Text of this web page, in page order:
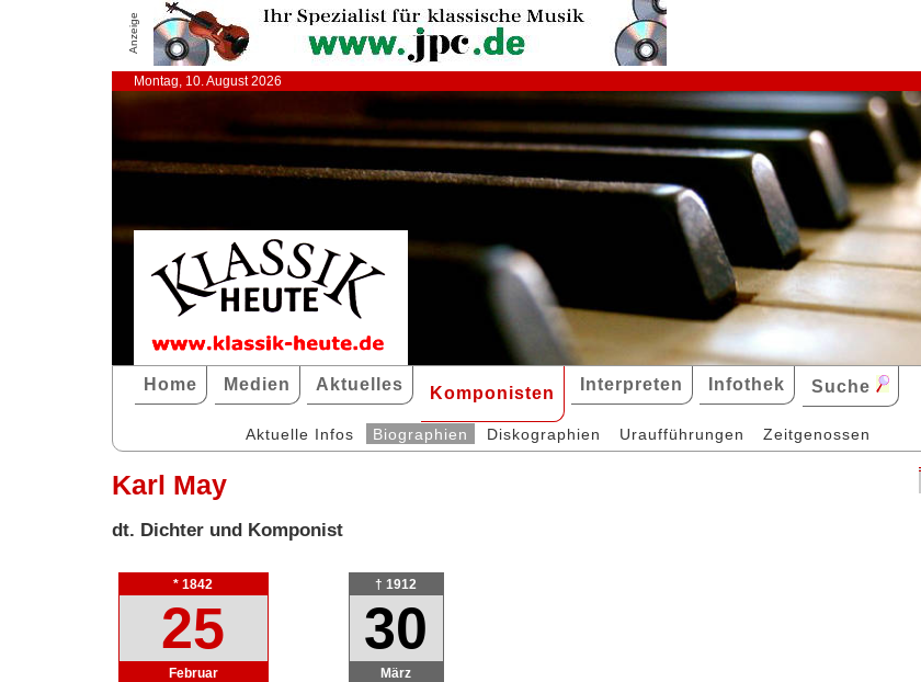
Anzeige
Montag, 10. August 2026
Home Medien Aktuelles Komponisten Interpreten Infothek Suche
Aktuelle Infos Biographien Diskographien Uraufführungen Zeitgenossen
Karl May
dt. Dichter und Komponist
* 1842
25
Februar
† 1912
30
März